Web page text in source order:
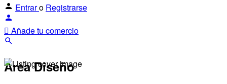
Entraro Registrarse
Añade tu comercio
Area Diseño